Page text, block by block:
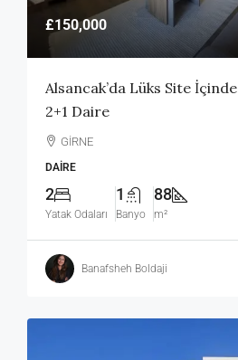
£150,000
Alsancak’da Lüks Site
2+1 Daire
GİRNE
DAIRE
2
Yatak Odaları
1
Banyo
88
m²
Banafsheh Boldaji